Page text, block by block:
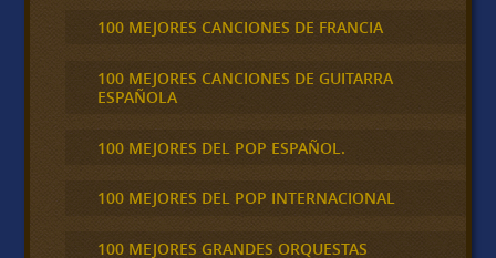
100 MEJORES CANCIONES DE FRANCIA
100 MEJORES CANCIONES DE GUITARRA
ESPAÑOLA
100 MEJORES DEL POP ESPAÑOL.
100 MEJORES DEL POP INTERNACIONAL
100 MEJORES GRANDES ORQUESTAS